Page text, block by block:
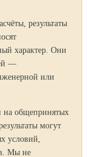
результаты
характер. Они
—
или
на общепринятых
могут
условий,
Мы не